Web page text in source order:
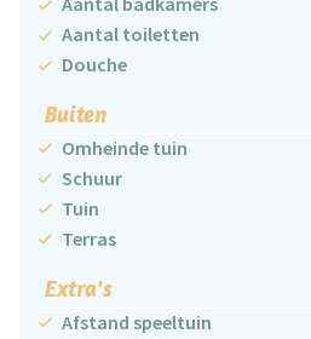
Aantal toiletten
Douche
Buiten
Omheinde tuin
Schuur
Tuin
Terras
Extra's
Afstand speeltuin